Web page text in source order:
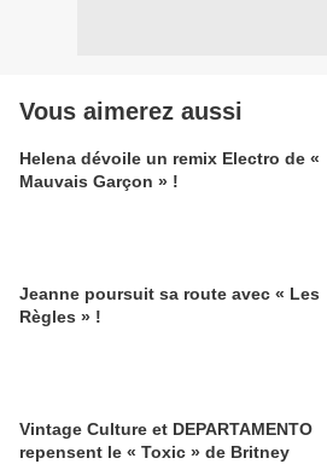
Vous aimerez aussi
Helena dévoile un remix Electro de «
Mauvais Garçon » !
Jeanne poursuit sa route avec « Les
Règles » !
Vintage Culture et DEPARTAMENTO
repensent le « Toxic » de Britney